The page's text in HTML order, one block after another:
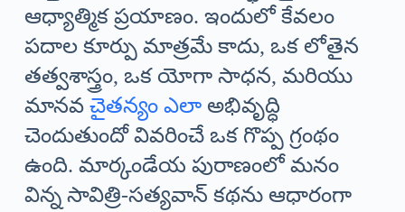
ఆధ్యాత్మిక ప్రయాణం. ఇందులో కేవలం
పదాల కూర్పు మాత్రమే కాదు, ఒక లోతైన
తత్వశాస్త్రం, ఒక యోగా సాధన, మరియు
మానవ చైతన్యం ఎలాఅభివృద్ధి
చెందుతుందో వివరించే ఒక గొప్ప గ్రంథం
ఉంది. మార్కండేయ పురాణంలో మనం
విన్న సావిత్రి-సత్యవాన్ కథను ఆధారంగా